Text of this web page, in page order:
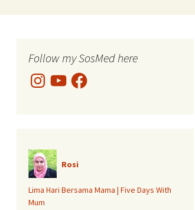
Follow my SosMed here
InstagramYouTubeFacebook
Rosi
Lima Hari Bersama Mama | Five Days With
Mum